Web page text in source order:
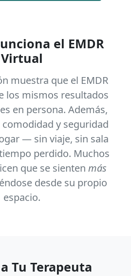
el EMDR
Virtual
muestra que el EMDR
los mismos resultados
en persona. Además,
comodidad y seguridad
— sin viaje, sin sala
perdido. Muchos
que se sienten más
desde su propio
espacio.
Tu Terapeuta